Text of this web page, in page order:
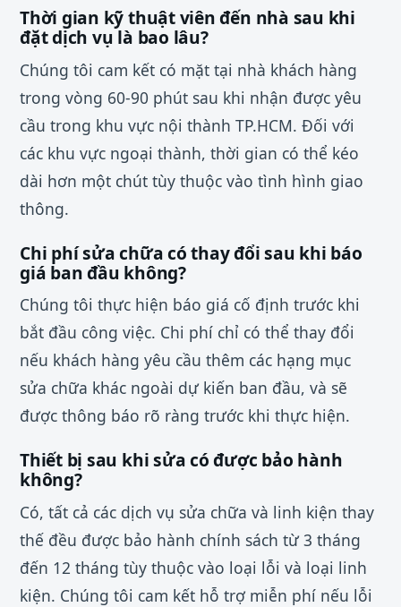
Thời gian kỹ thuật viên đến nhà sau khi
đặt dịch vụ là bao lâu?
Chúng tôi cam kết có mặt tại nhà khách hàng
trong vòng 60-90 phút sau khi nhận được yêu
cầu trong khu vực nội thành TP.HCM. Đối với
các khu vực ngoại thành, thời gian có thể kéo
dài hơn một chút tùy thuộc vào tình hình giao
thông.
Chi phí sửa chữa có thay đổi sau khi báo
giá ban đầu không?
Chúng tôi thực hiện báo giá cố định trước khi
bắt đầu công việc. Chi phí chỉ có thể thay đổi
nếu khách hàng yêu cầu thêm các hạng mục
sửa chữa khác ngoài dự kiến ban đầu, và sẽ
được thông báo rõ ràng trước khi thực hiện.
Thiết bị sau khi sửa có được bảo hành
không?
Có, tất cả các dịch vụ sửa chữa và linh kiện thay
thế đều được bảo hành chính sách từ 3 tháng
đến 12 tháng tùy thuộc vào loại lỗi và loại linh
kiện. Chúng tôi cam kết hỗ trợ miễn phí nếu lỗi